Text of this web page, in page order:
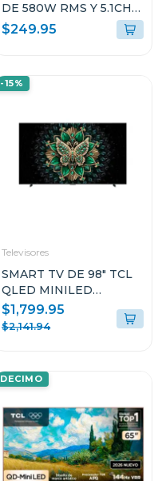
DE 580W RMS Y 5.1CH
CON DOLBY ATMOS
Q65
$249.95
-15%
Televisores
SMART TV DE 98" TCL
QLED MINILED
GOOGLE TV 98C6
$1,799.95
$2,141.94
DECIMO